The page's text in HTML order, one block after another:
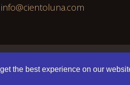
the best experience on our
info@cientoluna.com